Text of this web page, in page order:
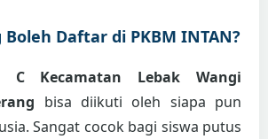
Boleh Daftar di PKBM INTAN?
C Kecamatan Lebak Wangi
bisa diikuti oleh siapa pun
Sangat cocok bagi siswa putus